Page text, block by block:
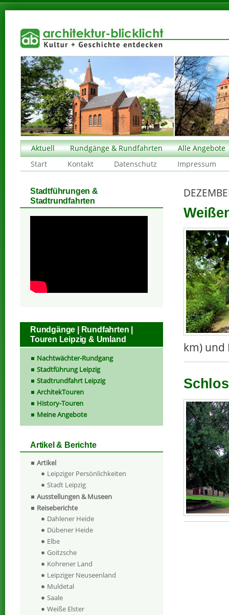
Aktuell Rundgänge & Rundfahrten
Alle Angebote
Start
Kontakt Datenschutz Impressum
km) und
Stadtführungen &
Stadtrundfahrten
Rundgänge | Rundfahrten |
Touren Leipzig & Umland
Nachtwächter-Rundgang
Stadtführung Leipzig
Stadtrundfahrt Leipzig
ArchitekTouren
History-Touren
Meine Angebote
Artikel & Berichte
Artikel
Leipziger Persönlichkeiten
Stadt Leipzig
Ausstellungen & Museen
Reiseberichte
Dahlener Heide
Dübener Heide
Elbe
Goitzsche
Kohrener Land
Leipziger Neuseenland
Muldetal
Saale
Weiße Elster